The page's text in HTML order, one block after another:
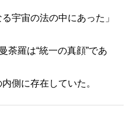
宇宙の法の中にあった」
荼羅は“統一の真顔”であ
側に存在していた。